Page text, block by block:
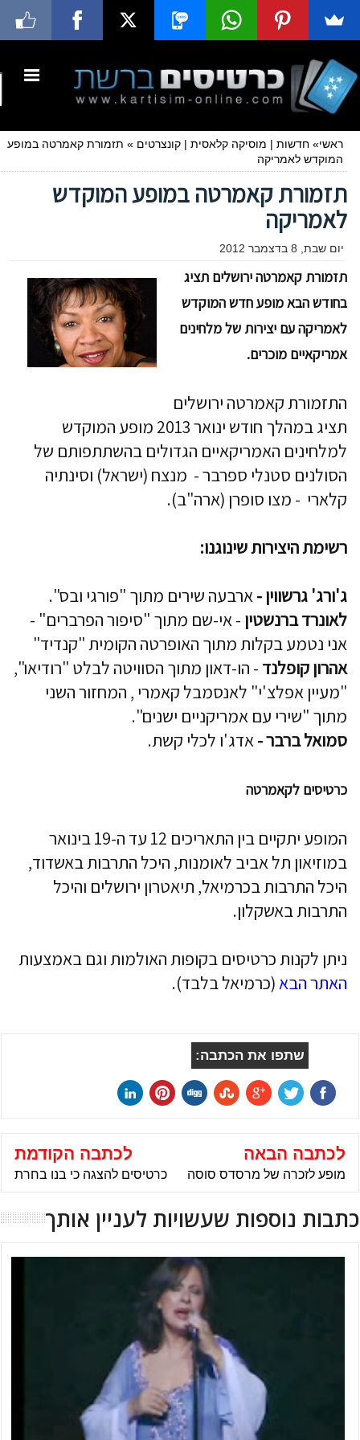
ראשי» חדשות | מוסיקה קלאסית | קונצרטים » תזמורת קאמרטה במופע
המוקדש לאמריקה
תזמורת קאמרטה במופע המוקדש
לאמריקה
יום שבת, 8 בדצמבר 2012
תזמורת קאמרטה ירושלים תציג
בחודש הבא מופע חדש המוקדש
לאמריקה עם יצירות של מלחינים
אמריקאיים מוכרים.
התזמורת קאמרטה ירושלים
תציג במהלך חודש ינואר 2013 מופע המוקדש
למלחינים האמריקאיים הגדולים בהשתתפותם של
הסולנים סטנלי ספרבר - מנצח (ישראל) וסינתיה
קלארי - מצו סופרן (ארה"ב).
רשימת היצירות שינוגנו:
ג'ורג' גרשווין -ארבעה שירים מתוך "פורגי ובס".
לאונרד ברנשטין - אי-שם מתוך "סיפור הפרברים" -
אני נטמע בקלות מתוך האופרטה הקומית "קנדיד"
אהרון קופלנד - הו-דאון מתוך הסוויטה לבלט "רודיאו",
"מעיין אפלצ'י" לאנסמבל קאמרי , המחזור השני
מתוך "שירי עם אמריקניים ישנים".
סמואל ברבר -אדג'ו לכלי קשת.
כרטיסים לקאמרטה
המופע יתקיים בין התאריכים 12 עד ה-19 בינואר
במוזיאון תל אביב לאומנות, היכל התרבות באשדוד,
היכל התרבות בכרמיאל, תיאטרון ירושלים והיכל
התרבות באשקלון.
ניתן לקנות כרטיסים בקופות האולמות וגם באמצעות
האתר הבא(כרמיאל בלבד).
שתפו את הכתבה:
לכתבה הבאה
מופע לזכרה של מרסדס סוסה
לכתבה הקודמת
כרטיסים להצגה כי בנו בחרת
כתבות נוספות שעשויות לעניין אותך